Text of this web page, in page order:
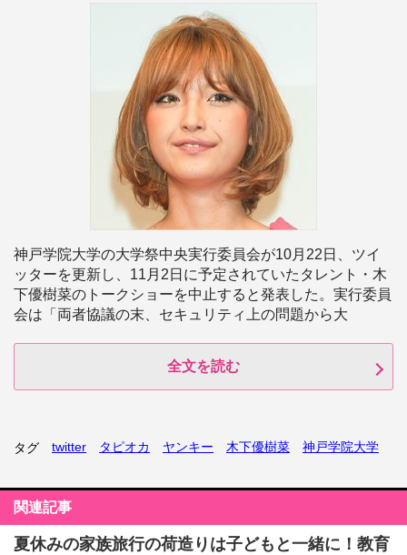
神戸学院大学の大学祭中央実行委員会が10月22日、ツイ
ッターを更新し、11月2日に予定されていたタレント・木
下優樹菜のトークショーを中止すると発表した。実行委員
会は「両者協議の末、セキュリティ上の問題から大
全文を読む
タグ twitter タピオカ ヤンキー 木下優樹菜 神戸学院大学
関連記事
夏休みの家族旅行の荷造りは子どもと一緒に！教育